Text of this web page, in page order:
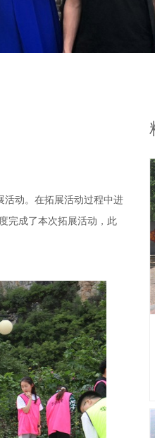
活动。在拓展活动过程中进
完成了本次拓展活动，此